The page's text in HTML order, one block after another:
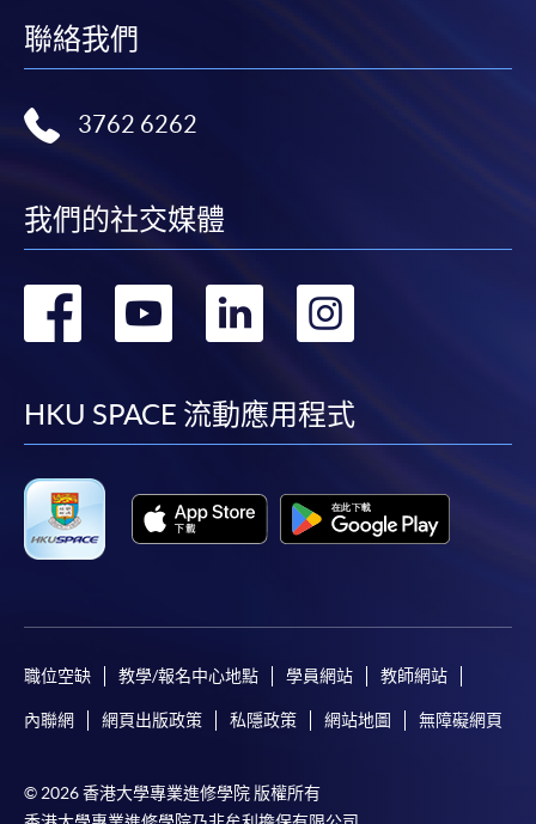
聯絡我們
3762 6262
我們的社交媒體
轉
facebook
轉
youtube
轉
linkedin
HKU SPACE 流動應用程式
職位空缺 教學/報名中心地點 學員網站 教師網站
內聯網 網頁出版政策 私隱政策 網站地圖 無障礙網頁
© 2026 香港大學專業進修學院 版權所有